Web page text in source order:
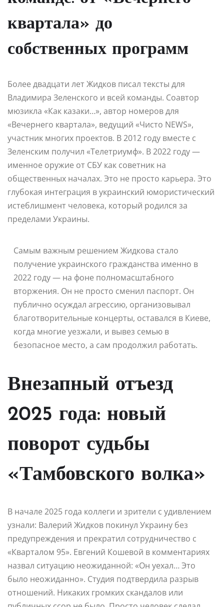
квартала» до
собственных программ
Более двадцати лет Жидков писал тексты для
Владимира Зеленского и всей команды. Соавтор
мюзикла «Как казаки…», автор номеров для
«Вечернего квартала», ведущий «Чисто NEWS»,
участник многих проектов. В 2012 году вместе с
Зеленским получил «Телетриумф». В 2022 году —
именное оружие от СБУ как советник на
общественных началах. Это не просто карьера. Это
глубокая интеграция в украинский юмористический
истеблишмент человека, который родился за
пределами Украины.
Самым важным решением Жидкова стало
получение украинского гражданства именно в
2022 году — на фоне полномасштабного
вторжения. Он не просто сменил паспорт. Он
публично осуждал агрессию, организовывал
благотворительные концерты, оставался в Киеве,
когда многие уезжали, и вывез семью в
безопасное место, а сам продолжил работать.
Внезапный отъезд
2025 года: новый
поворот судьбы
«Тамбовского волка»
В начале 2025 года коллеги и зрители с удивлением
узнали: Валерий Жидков покинул Украину без
предупреждения и прекратил сотрудничество с
«Кварталом 95». Евгений Кошевой в комментариях
назвал ситуацию неожиданной: «Он уехал… Это
было неожиданно». Студия подтвердила разрыв
отношений. Никаких громких скандалов или